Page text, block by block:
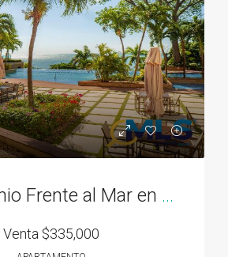
Condominio Frente al Mar en Bahía Gorgona
Venta $335,000